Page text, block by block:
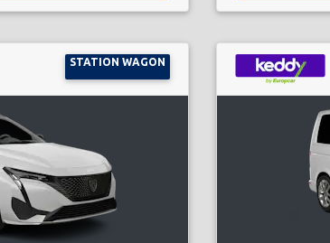
STATION WAGON